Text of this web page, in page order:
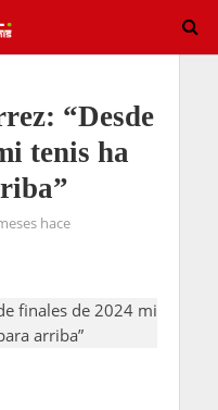
“Desde
tenis ha
hace